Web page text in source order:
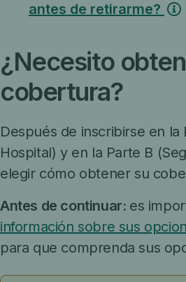
antes de retirarme?
¿Necesito
cobertura?
Después de inscribirse en la
Hospital) y en la Parte B
elegir cómo obtener su
Antes de continuar: es
información sobre sus
para que comprenda sus